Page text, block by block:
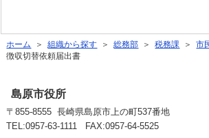
ホーム ＞組織から探す ＞総務部 ＞税務課 ＞市
徴収切替依頼届出書
島原市役所
〒855-8555 長崎県島原市上の町537番地
TEL:0957-63-1111 FAX:0957-64-5525